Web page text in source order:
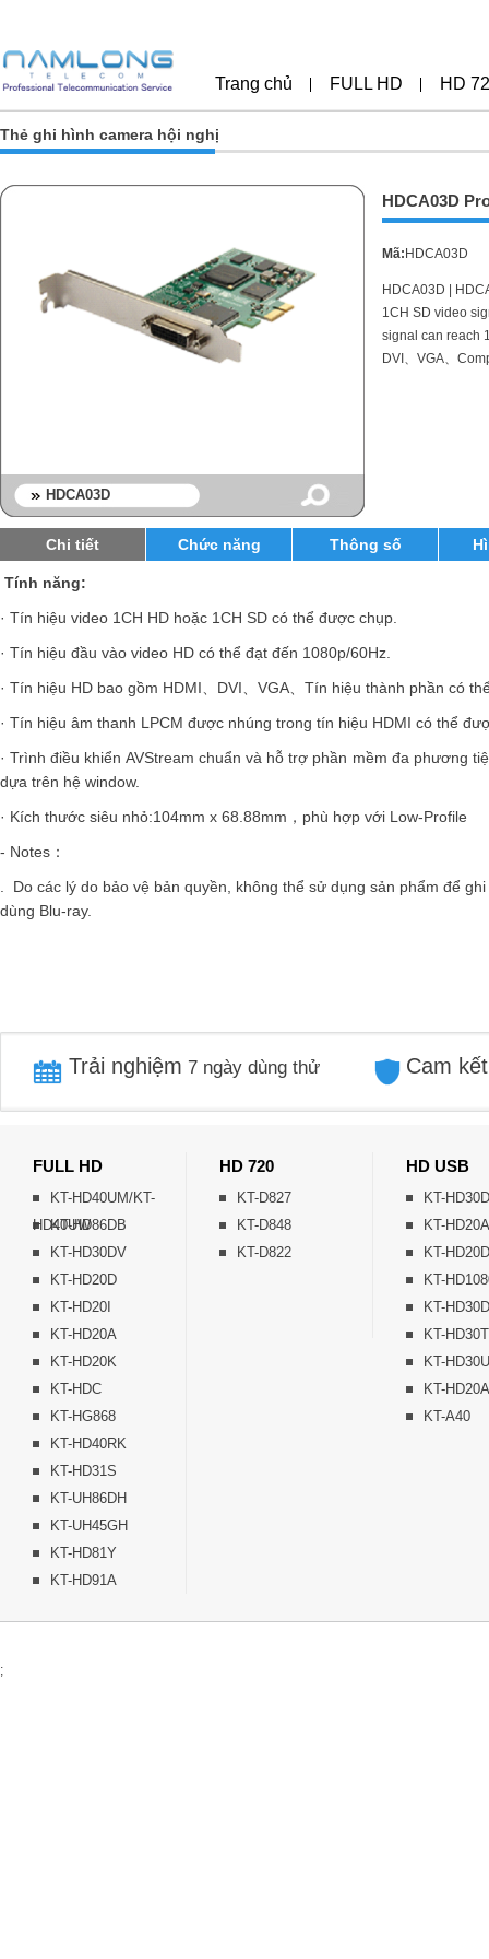
Trang chủ FULL HD HD
Thẻ ghi hình camera hội nghị
HDCA03D
HDCA03D
Mã: HDCA03D
HDCA03D |
1CH SD video
signal can reach
DVI、VGA、
Chi tiết Chức năng Thông số
Tính năng:
· Tín hiệu video 1CH HD hoặc 1CH SD có thể được chụp
· Tín hiệu đầu vào video HD có thể đạt đến 1080p/60Hz.
· Tín hiệu HD bao gồm HDMI、DVI、VGA、Tín hiệu thành phần có
· Tín hiệu âm thanh LPCM được nhúng trong tín hiệu HDMI có thể
· Trình điều khiển AVStream chuẩn và hỗ trợ phần mềm đa phương
dựa trên hệ window.
· Kích thước siêu nhỏ:104mm x 68.88mm，phù hợp với Low-Profile
- Notes：
. Do các lý do bảo vệ bản quyền, không thể sử dụng sản phẩm để
dùng Blu-ray.
Trải nghiệm 7 ngày dùng thử Cam kết
FULL HD
KT-HD40UM/KT-
HD40UW
KT-HD86DB
KT-HD30DV
KT-HD20D
KT-HD20I
KT-HD20A
KT-HD20K
KT-HDC
KT-HG868
KT-HD40RK
KT-HD31S
KT-UH86DH
KT-UH45GH
KT-HD81Y
KT-HD91A
HD 720
KT-D827
KT-D848
KT-D822
HD USB
KT-
KT-
KT-
KT-
KT-
KT-
KT-HD30U
KT-
KT-A40
;